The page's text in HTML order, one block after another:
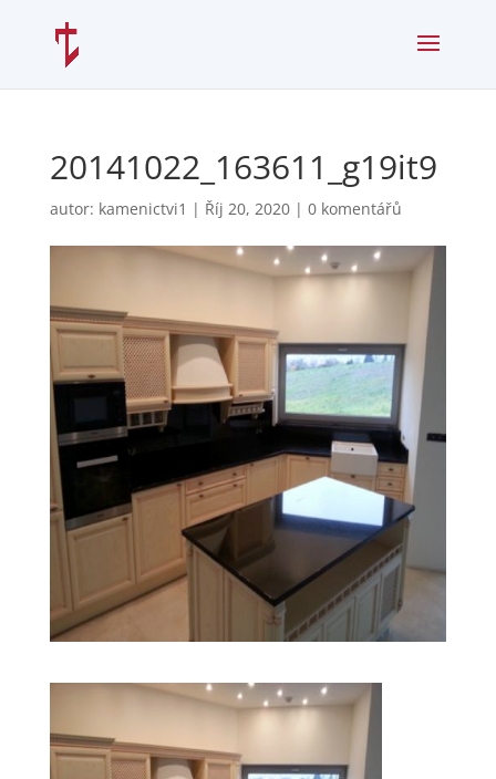
20141022_163611_g19it9
autor: kamenictvi1 | Říj 20, 2020| 0 komentářů